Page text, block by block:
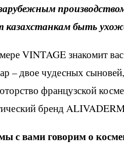
казахстанкам быть
VINTAGE знакомит
– двое чудесных
французской
бренд
с вами говорим о